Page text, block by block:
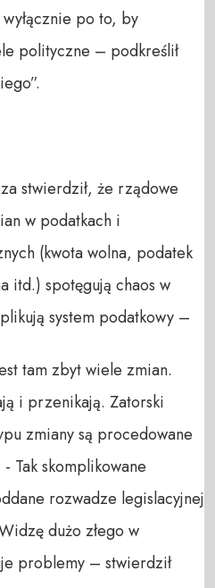
po to, by
polityczne – podkreślił
stwierdził, że rządowe
w podatkach i
(kwota wolna, podatek
itd.) spotęgują chaos w
system podatkowy –
tam zbyt wiele zmian.
i przenikają. Zatorski
zmiany są procedowane
Tak skomplikowane
rozwadze legislacyjnej
dużo złego w
problemy – stwierdził